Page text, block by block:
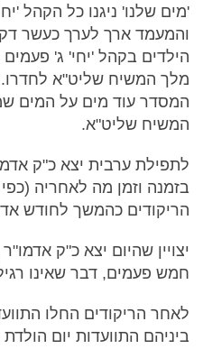
'מים שלנו' ניגנו כל הקהל
והמעמד ארך לערך כעשר
הילדים בקהל 'יחי' ג'
מלך המשיח שליט"א
המסדר עוד מים על המים
המשיח שליט"א.
לתפילת ערבית יצא כ"ק
בזמנה וזמן מה לאחריה
הריקודים כהמשך לחודש
יצויין שהיום יצא כ"ק
חמש פעמים, דבר שאינו
ביניהם התוועדות יום